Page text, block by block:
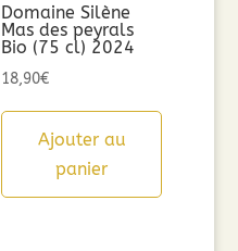
Domaine Silène
Mas des peyrals
Bio (75 cl) 2024
18,90€
Ajouter au
panier